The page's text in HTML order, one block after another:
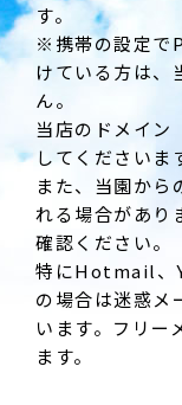
す。
※携帯の設定で
けている方は、
ん。
当店のドメイ
してくださいま
また、当園から
れる場合があり
確認ください。
特にHotmail、
の場合は迷惑メ
います。フリー
ます。